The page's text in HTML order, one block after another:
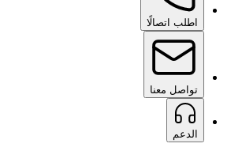
اطلب اتصالًا
تواصل معنا
الدعم